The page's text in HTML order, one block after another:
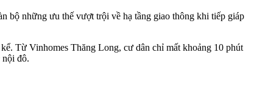
những ưu thế vượt trội về hạ tầng giao thông khi tiếp giáp
Từ Vinhomes Thăng Long, cư dân chỉ mất khoảng 10 phút
đô.